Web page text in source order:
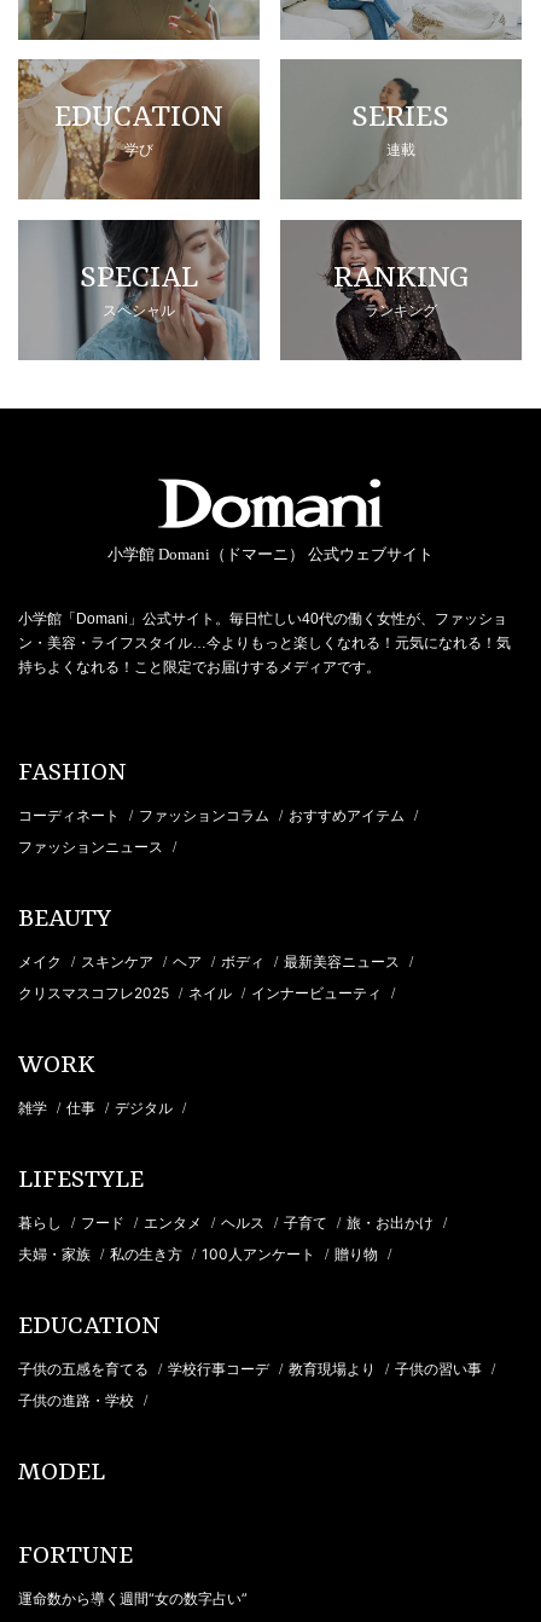
EDUCATION
学び
SERIES
連載
SPECIAL
スペシャル
RANKING
ランキング
小学館 Domani（ドマーニ） 公式ウェブサイト
小学館「Domani」公式サイト。毎日忙しい40代の働く女性が、ファッショ
ン・美容・ライフスタイル…今よりもっと楽しくなれる！元気になれる！気
持ちよくなれる！こと限定でお届けするメディアです。
FASHION
コーディネート / ファッションコラム / おすすめアイテム /
ファッションニュース /
BEAUTY
メイク / スキンケア / ヘア / ボディ / 最新美容ニュース /
クリスマスコフレ2025 / ネイル / インナービューティ /
WORK
雑学 / 仕事 / デジタル /
LIFESTYLE
暮らし / フード / エンタメ / ヘルス / 子育て / 旅・お出かけ /
夫婦・家族 / 私の生き方 / 100人アンケート / 贈り物 /
EDUCATION
子供の五感を育てる / 学校行事コーデ / 教育現場より / 子供の習い事 /
子供の進路・学校 /
MODEL
FORTUNE
運命数から導く週間“女の数字占い”